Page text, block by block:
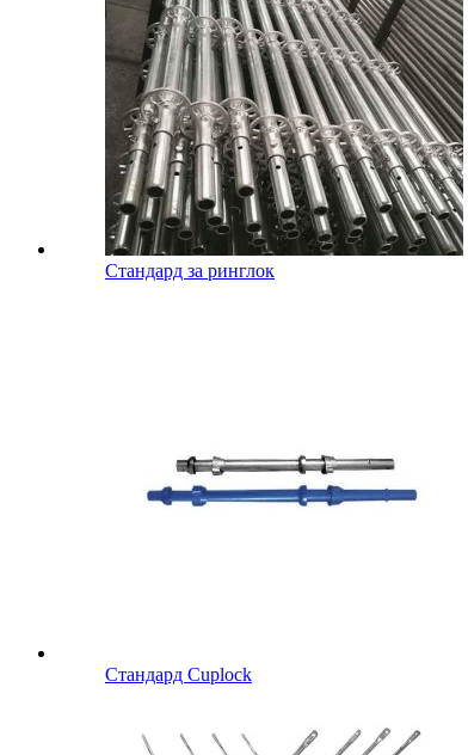
Стандард за ринглок
Стандард Cuplock